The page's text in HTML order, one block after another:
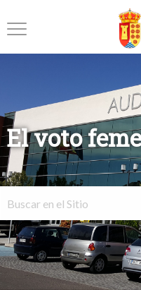
El voto